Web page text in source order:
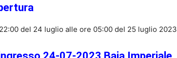
del 24 luglio alle ore 05:00 del 25 luglio 2023